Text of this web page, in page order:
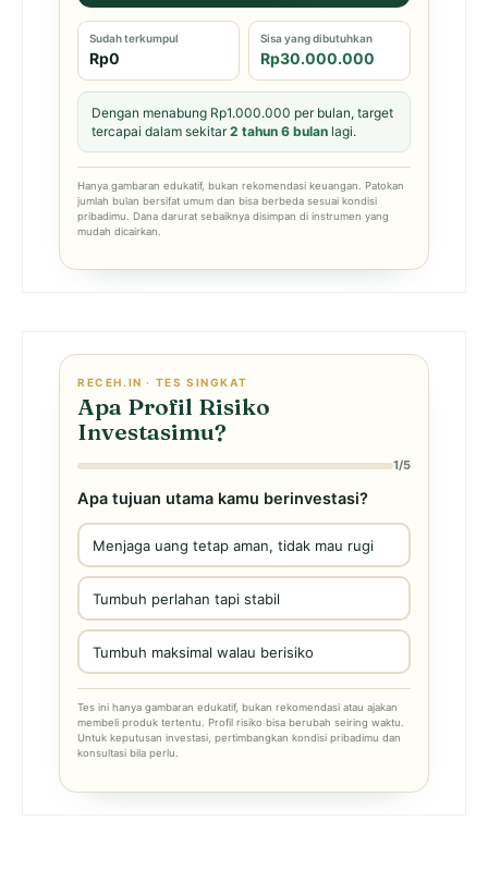
Sudah terkumpul
Rp0
Sisa yang dibutuhkan
Rp30.000.000
Dengan menabung Rp1.000.000 per bulan, target
tercapai dalam sekitar2 tahun 6 bulan lagi.
Hanya gambaran edukatif, bukan rekomendasi keuangan. Patokan
jumlah bulan bersifat umum dan bisa berbeda sesuai kondisi
pribadimu. Dana darurat sebaiknya disimpan di instrumen yang
mudah dicairkan.
RECEH.IN · TES SINGKAT
Apa Profil Risiko
Investasimu?
1/5
Apa tujuan utama kamu berinvestasi?
Menjaga uang tetap aman, tidak mau rugi
Tumbuh perlahan tapi stabil
Tumbuh maksimal walau berisiko
Tes ini hanya gambaran edukatif, bukan rekomendasi atau ajakan
membeli produk tertentu. Profil risiko bisa berubah seiring waktu.
Untuk keputusan investasi, pertimbangkan kondisi pribadimu dan
konsultasi bila perlu.